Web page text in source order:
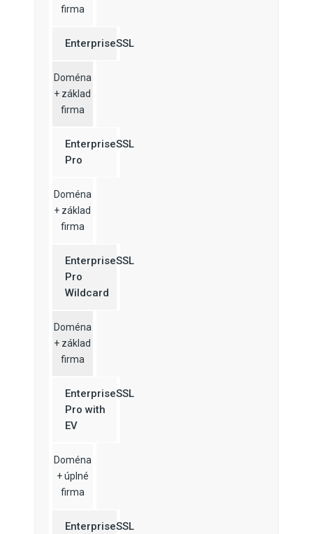
firma
EnterpriseSSL
Doména
+ základ
firma
EnterpriseSSL
Pro
Doména
+ základ
firma
EnterpriseSSL
Pro
Wildcard
Doména
+ základ
firma
EnterpriseSSL
Pro with
EV
Doména
+ úplné
firma
EnterpriseSSL